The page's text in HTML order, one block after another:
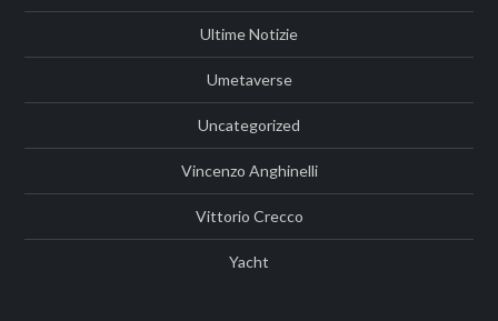
Ultime Notizie
Umetaverse
Uncategorized
Vincenzo Anghinelli
Vittorio Crecco
Yacht